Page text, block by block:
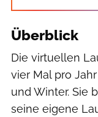
Überblick
Die virtuellen
vier Mal pro
und Winter. Sie
seine eigene